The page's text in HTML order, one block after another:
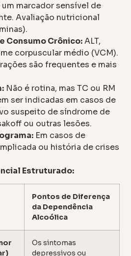
um marcador sensível de
Avaliação nutricional
Consumo Crônico:ALT,
corpuscular médio (VCM).
são frequentes e mais
Não é rotina, mas TC ou RM
ser indicadas em casos de
suspeito de síndrome de
ou outras lesões.
Em casos de
ou história de crises
Estruturado:
Pontos de Diferença
da Dependência
Alcoólica
Os sintomas
depressivos ou